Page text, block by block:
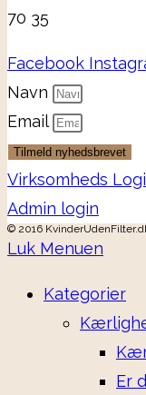
70 35
Facebook
Navn
Email
Tilmeld nyhedsbrevet
Virksomheds
Admin login
© 2016
Luk Menuen
Kategorier
Er